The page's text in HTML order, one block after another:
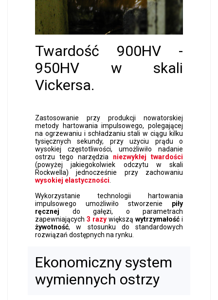
Twardość 900HV -
950HV w skali
Vickersa.
Zastosowanie przy produkcji nowatorskiej
metody hartowania impulsowego, polegającej
na ogrzewaniu i schładzaniu stali w ciągu kilku
tysięcznych sekundy, przy użyciu prądu o
wysokiej częstotliwości, umożliwiło nadanie
ostrzu tego narzędzia niezwykłej twardości
(powyżej jakiegokolwiek odczytu w skali
Rockwella) jednocześnie przy zachowaniu
wysokiej elastyczności.
Wykorzystanie technologii hartowania
impulsowego umożliwiło stworzenie piły
ręcznej do gałęzi, o parametrach
zapewniających 3 razy większą wytrzymałość i
żywotność, w stosunku do standardowych
rozwiązań dostępnych na rynku.
Ekonomiczny system
wymiennych ostrzy